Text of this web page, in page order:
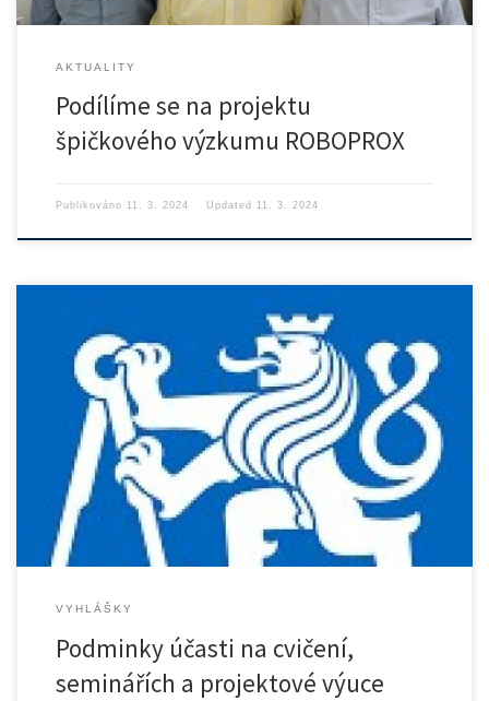
AKTUALITY
Podílíme se na projektu
špičkového výzkumu ROBOPROX
Publikováno 11. 3. 2024 Updated 11. 3. 2024
VYHLÁŠKY
Podminky účasti na cvičení,
seminářích a projektové výuce